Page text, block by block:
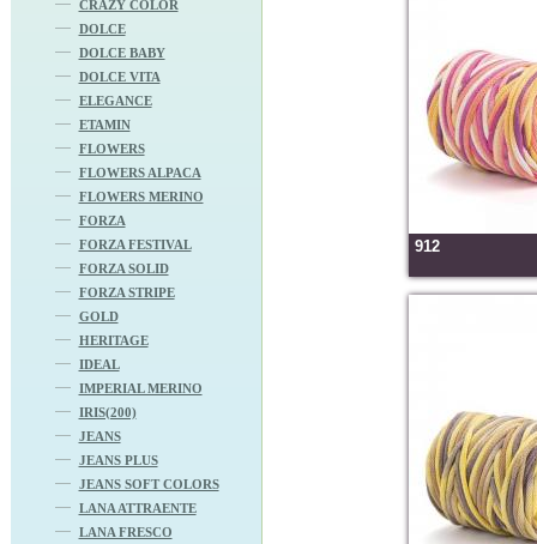
CRAZY COLOR
DOLCE
DOLCE BABY
DOLCE VITA
ELEGANCE
ETAMIN
FLOWERS
FLOWERS ALPACA
FLOWERS MERINO
FORZA
FORZA FESTIVAL
FORZA SOLID
FORZA STRIPE
GOLD
HERITAGE
IDEAL
IMPERIAL MERINO
IRIS(200)
JEANS
JEANS PLUS
JEANS SOFT COLORS
LANA ATTRAENTE
LANA FRESCO
912